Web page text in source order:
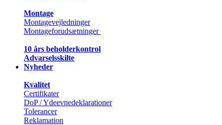
Montage
Montagevejledninger
Montageforudsætninger
10 års beholderkontrol
Advarselsskilte
Nyheder
Kvalitet
Certifikater
DoP / Ydeevnedeklarationer
Tolerancer
Reklamation